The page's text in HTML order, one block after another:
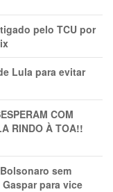
pelo TCU por
Lula para evitar
COM
RINDO À TOA!!
sem
para vice